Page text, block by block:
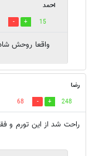
احمد
15
واقعا روحش
رضا
248
68
راحت شد از این تورم و